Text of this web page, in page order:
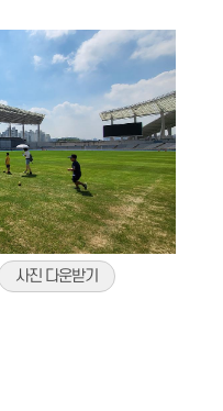
사진 다운받기